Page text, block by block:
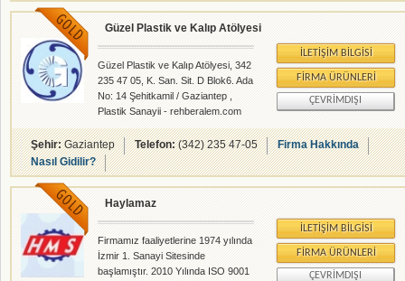
Güzel Plastik ve Kalıp Atölyesi
Güzel Plastik ve Kalıp Atölyesi, 342
235 47 05, K. San. Sit. D Blok6. Ada
No: 14 Şehitkamil / Gaziantep ,
Plastik Sanayii - rehberalem.com
alanlarında faliyet gösteren
firmamızdır.
İLETIŞIM BILGISI
FIRMA ÜRÜNLERI
ÇEVRIMDIŞI
Şehir:Gaziantep Telefon:(342) 235 47-05
Firma Hakkında
Nasıl Gidilir?
Haylamaz
Firmamız faaliyetlerine 1974 yılında
İzmir 1. Sanayi Sitesinde
başlamıştır. 2010 Yılında ISO 9001
İLETIŞIM BILGISI
FIRMA ÜRÜNLERI
ÇEVRIMDIŞI